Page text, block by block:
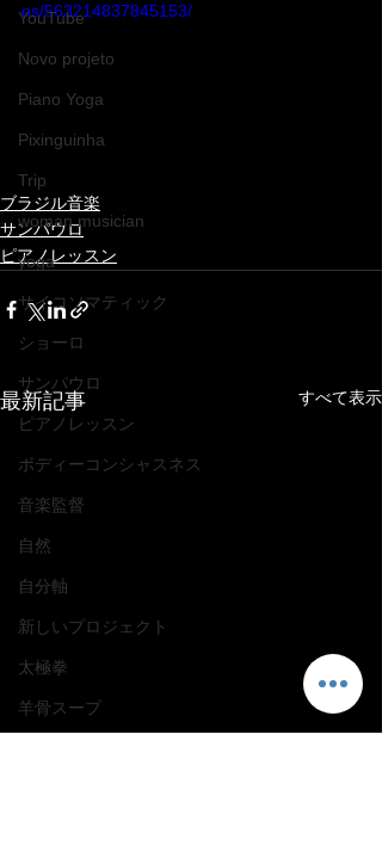
YouTube
Novo projeto
Piano Yoga
Pixinguinha
Trip
woman musician
yoga
サイコソマティック
ショーロ
サンパウロ
ピアノレッスン
ボディーコンシャスネス
音楽監督
自然
自分軸
新しいプロジェクト
太極拳
羊骨スープ
os/563214837845153/
ブラジル音楽
サンパウロ
ピアノレッスン
最新記事 すべて表示